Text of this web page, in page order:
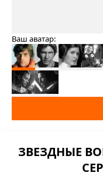
Ваш аватар:
ЗВЕЗДНЫЕ